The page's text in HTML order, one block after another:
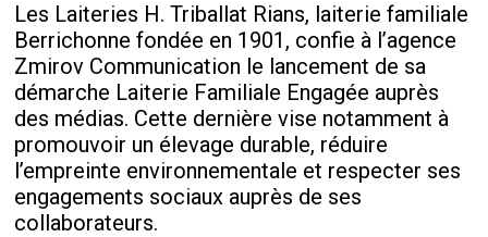
Les Laiteries H. Triballat Rians, laiterie familiale
Berrichonne fondée en 1901, confie à l’agence
Zmirov Communication le lancement de sa
démarche Laiterie Familiale Engagée auprès
des médias. Cette dernière vise notamment à
promouvoir un élevage durable, réduire
l’empreinte environnementale et respecter ses
engagements sociaux auprès de ses
collaborateurs.